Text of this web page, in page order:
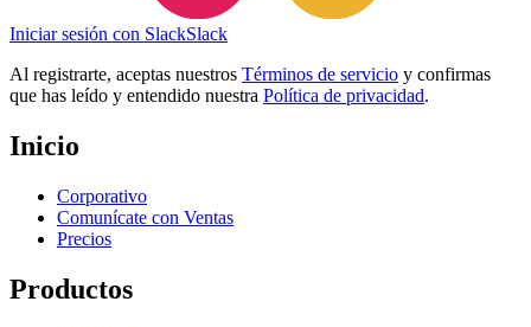
Iniciar sesión con SlackSlack
Al registrarte, aceptas nuestros Términos de servicio y confirmas
que has leído y entendido nuestra Política de privacidad.
Inicio
Corporativo
Comunícate con Ventas
Precios
Productos